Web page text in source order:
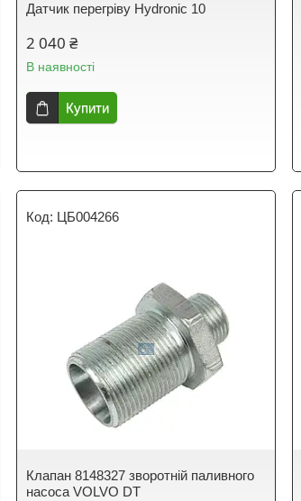
Датчик перегріву Hydronic 10
2 040 ₴
В наявності
Купити
ЦБ004266
Клапан 8148327 зворотній паливного
насоса VOLVO DT